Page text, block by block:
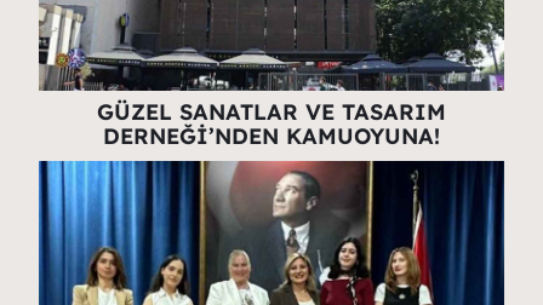
GÜZEL SANATLAR VE TASARIM
DERNEĞİ’NDEN KAMUOYUNA!